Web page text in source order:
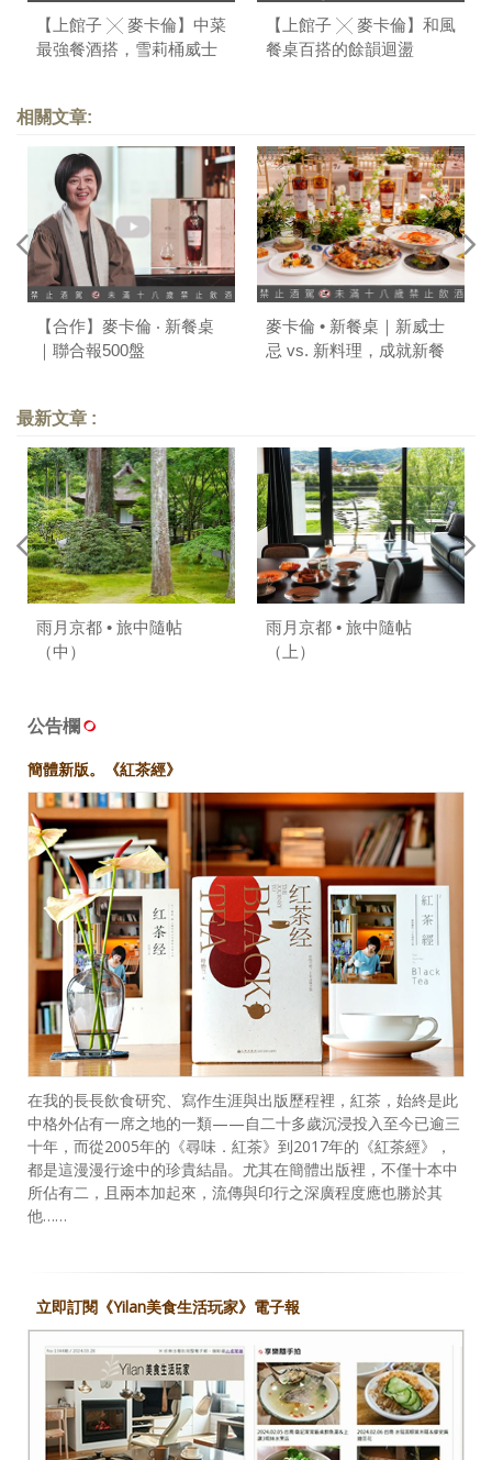
【上館子 ╳ 麥卡倫】中菜
最強餐酒搭，雪莉桶威士
【上館子 ╳ 麥卡倫】和風
餐桌百搭的餘韻迴盪
相關文章:
【合作】麥卡倫 ‧ 新餐桌
｜聯合報500盤
麥卡倫 • 新餐桌｜新威士
忌 vs. 新料理，成就新餐
最新文章 :
雨月京都 • 旅中隨帖
（中）
雨月京都 • 旅中隨帖
（上）
公告欄
簡體新版。《紅茶經》
在我的長長飲食研究、寫作生涯與出版歷程裡，紅茶，始終是此
中格外佔有一席之地的一類——自二十多歲沉浸投入至今已逾三
十年，而從2005年的《尋味．紅茶》到2017年的《紅茶經》，
都是這漫漫行途中的珍貴結晶。尤其在簡體出版裡，不僅十本中
所佔有二，且兩本加起來，流傳與印行之深廣程度應也勝於其
他……
立即訂閱《Yilan美食生活玩家》電子報